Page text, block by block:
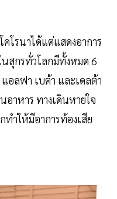
โรนาได้แต่แสดงอาการ
นสุกรทั่วโลกมีทั้งหมด 6
ลฟา เบต้า และเดลต้า
อาหาร ทางเดินหายใจ
ำให้มีอาการท้องเสีย